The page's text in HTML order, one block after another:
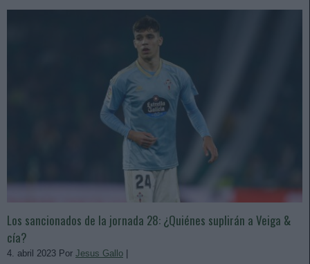
Los sancionados de la jornada 28: ¿Quiénes suplirán a Veiga &
cía?
4. abril 2023 Por Jesus Gallo |